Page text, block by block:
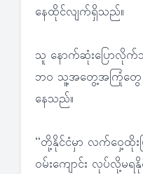
နေထိုင်လျက်ရှိသည်။
သူ နောက်ဆုံးပြောလို
ဘဝ သူ့အတွေ့အကြုံတွေ
နေသည်။
“တို့နိုင်ငံမှာ လက်ဝှေ့ထိုး
ဝမ်းကျောင်း လုပ်လို့မရ